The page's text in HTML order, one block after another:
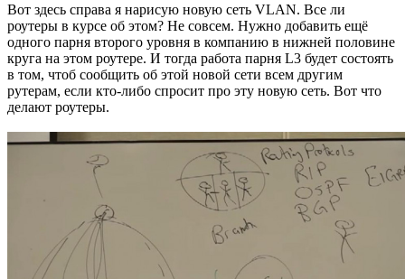
Вот здесь справа я нарисую новую сеть VLAN. Все ли
роутеры в курсе об этом? Не совсем. Нужно добавить ещё
одного парня второго уровня в компанию в нижней половине
круга на этом роутере. И тогда работа парня L3 будет состоять
в том, чтоб сообщить об этой новой сети всем другим
рутерам, если кто-либо спросит про эту новую сеть. Вот что
делают роутеры.